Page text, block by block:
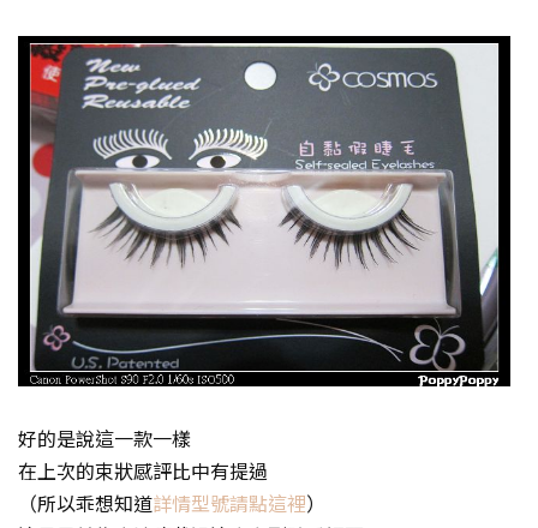
好的是說這一款一樣
在上次的束狀感評比中有提過
（所以乖想知道詳情型號請點這裡）